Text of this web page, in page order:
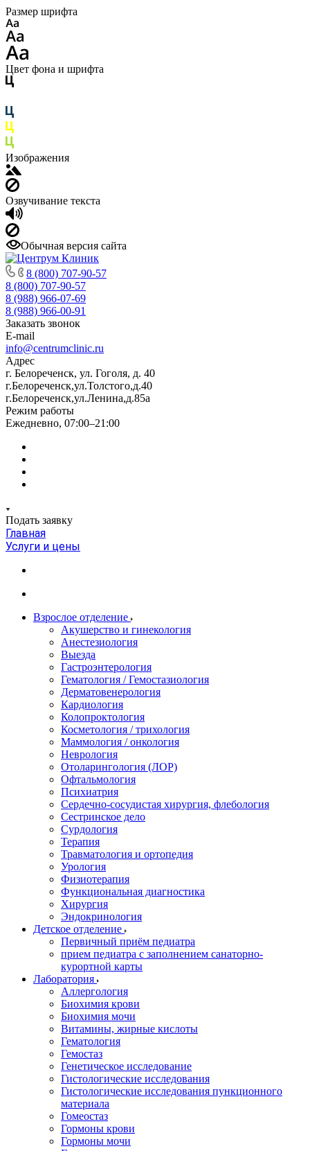
Размер шрифта
Цвет фона и шрифта
Изображения
Озвучивание текста
Обычная версия сайта
8 (800) 707-90-57
8 (800) 707-90-57
8 (988) 966-07-69
8 (988) 966-00-91
Заказать звонок
E-mail
info@centrumclinic.ru
Адрес
г. Белореченск, ул. Гоголя, д. 40
г.Белореченск,ул.Толстого,д.40
г.Белореченск,ул.Ленина,д.85а
Режим работы
Ежедневно, 07:00–21:00
Подать заявку
Главная
Услуги и цены
Взрослое отделение
Акушерство и гинекология
Анестезиология
Выезда
Гастроэнтерология
Гематология / Гемостазиология
Дерматовенерология
Кардиология
Колопроктология
Косметология / трихология
Маммология / онкология
Неврология
Отоларингология (ЛОР)
Офтальмология
Психиатрия
Сердечно-сосудистая хирургия, флебология
Сестринское дело
Сурдология
Терапия
Травматология и ортопедия
Урология
Физиотерапия
Функциональная диагностика
Хирургия
Эндокринология
Детское отделение
Первичный приём педиатра
прием педиатра с заполнением санаторно-
курортной карты
Лаборатория
Аллергология
Биохимия крови
Биохимия мочи
Витамины, жирные кислоты
Гематология
Гемостаз
Генетическое исследование
Гистологические исследования
Гистологические исследования пункционного
материала
Гомеостаз
Гормоны крови
Гормоны мочи